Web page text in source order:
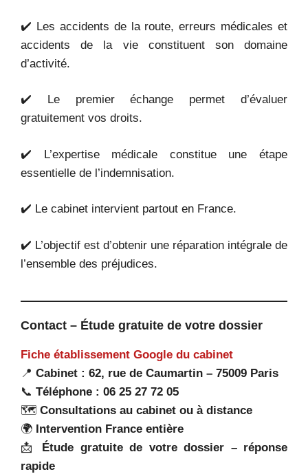
✔️ Les accidents de la route, erreurs médicales et
accidents de la vie constituent son domaine
d’activité.
✔️ Le premier échange permet d’évaluer
gratuitement vos droits.
✔️ L’expertise médicale constitue une étape
essentielle de l’indemnisation.
✔️ Le cabinet intervient partout en France.
✔️ L’objectif est d’obtenir une réparation intégrale de
l’ensemble des préjudices.
Contact – Étude gratuite de votre dossier
Fiche établissement Google du cabinet
📍 Cabinet : 62, rue de Caumartin – 75009 Paris
📞 Téléphone : 06 25 27 72 05
🗺️ Consultations au cabinet ou à distance
🌍 Intervention France entière
📩 Étude gratuite de votre dossier – réponse
rapide